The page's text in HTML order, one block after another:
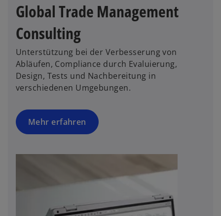
Global Trade Management
Consulting
Unterstützung bei der Verbesserung von
Abläufen, Compliance durch Evaluierung,
Design, Tests und Nachbereitung in
verschiedenen Umgebungen.
Mehr erfahren